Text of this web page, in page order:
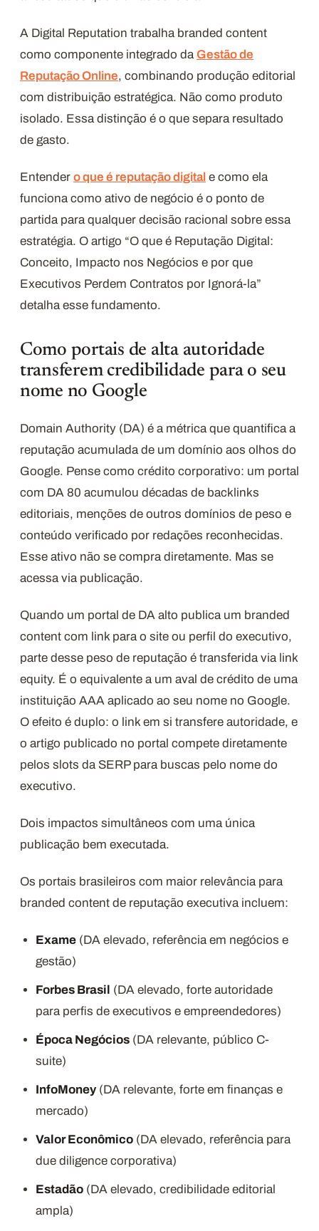
A Digital Reputation trabalha branded content
como componente integrado da Gestão de
Reputação Online, combinando produção editorial
com distribuição estratégica. Não como produto
isolado. Essa distinção é o que separa resultado
de gasto.
Entender o que é reputação digital e como ela
funciona como ativo de negócio é o ponto de
partida para qualquer decisão racional sobre essa
estratégia. O artigo “O que é Reputação Digital:
Conceito, Impacto nos Negócios e por que
Executivos Perdem Contratos por Ignorá-la”
detalha esse fundamento.
Como portais de alta autoridade
transferem credibilidade para o seu
nome no Google
Domain Authority (DA) é a métrica que quantifica a
reputação acumulada de um domínio aos olhos do
Google. Pense como crédito corporativo: um portal
com DA 80 acumulou décadas de backlinks
editoriais, menções de outros domínios de peso e
conteúdo verificado por redações reconhecidas.
Esse ativo não se compra diretamente. Mas se
acessa via publicação.
Quando um portal de DA alto publica um branded
content com link para o site ou perfil do executivo,
parte desse peso de reputação é transferida via link
equity. É o equivalente a um aval de crédito de uma
instituição AAA aplicado ao seu nome no Google.
O efeito é duplo: o link em si transfere autoridade, e
o artigo publicado no portal compete diretamente
pelos slots da SERP para buscas pelo nome do
executivo.
Dois impactos simultâneos com uma única
publicação bem executada.
Os portais brasileiros com maior relevância para
branded content de reputação executiva incluem:
Exame (DA elevado, referência em negócios e
gestão)
Forbes Brasil (DA elevado, forte autoridade
para perfis de executivos e empreendedores)
Época Negócios (DA relevante, público C-
suite)
InfoMoney (DA relevante, forte em finanças e
mercado)
Valor Econômico (DA elevado, referência para
due diligence corporativa)
Estadão (DA elevado, credibilidade editorial
ampla)